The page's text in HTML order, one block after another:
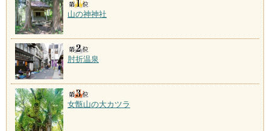
山の神神社
肘折温泉
女甑山の大カツラ